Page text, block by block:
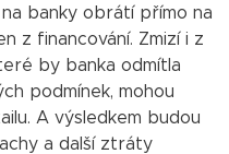
banky obrátí přímo na
z financování. Zmizí i z
by banka odmítla
podmínek, mohou
A výsledkem budou
a další ztráty